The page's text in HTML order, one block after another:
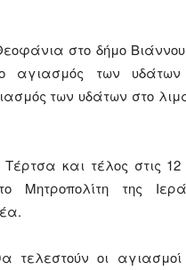
στο δήμο
αγιασμός των
των υδάτων στο
και τέλος στις 12
Μητροπολίτη της
τελεστούν οι